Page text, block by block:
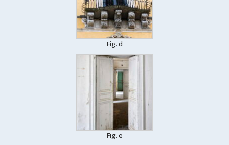
Fig. d
Fig. e